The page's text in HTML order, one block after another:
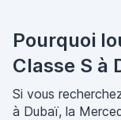
Pourquoi
Classe S à
Si vous
à Dubaï, la